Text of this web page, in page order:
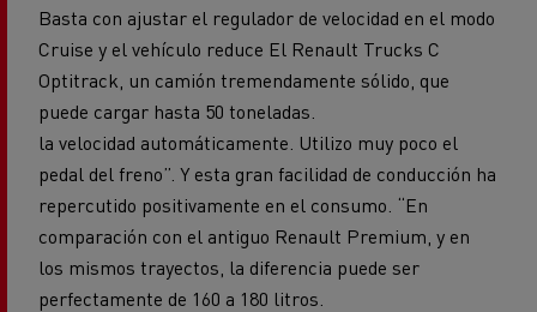
Basta con ajustar el regulador de velocidad en el modo
Cruise y el vehículo reduce El Renault Trucks C
Optitrack, un camión tremendamente sólido, que
puede cargar hasta 50 toneladas.
la velocidad automáticamente. Utilizo muy poco el
pedal del freno”. Y esta gran facilidad de conducción ha
repercutido positivamente en el consumo. “En
comparación con el antiguo Renault Premium, y en
los mismos trayectos, la diferencia puede ser
perfectamente de 160 a 180 litros.